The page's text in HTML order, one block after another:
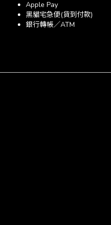
Apple Pay
黑貓宅急便(貨到付款)
銀行轉帳／ATM